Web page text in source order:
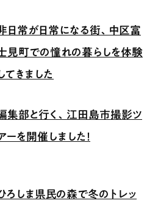
日常が日常になる街、中区富
見町での憧れの暮らしを体験
てきました
集部と行く、江田島市撮影ツ
ーを開催しました！
ろしま県民の森で冬のトレッ